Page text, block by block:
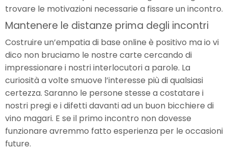
trovare le motivazioni necessarie a fissare un incontro.
Mantenere le distanze prima degli incontri
Costruire un’empatia di base online è positivo ma io vi
dico non bruciamo le nostre carte cercando di
impressionare i nostri interlocutori a parole. La
curiosità a volte smuove l’interesse più di qualsiasi
certezza. Saranno le persone stesse a costatare i
nostri pregi e i difetti davanti ad un buon bicchiere di
vino magari. E se il primo incontro non dovesse
funzionare avremmo fatto esperienza per le occasioni
future.